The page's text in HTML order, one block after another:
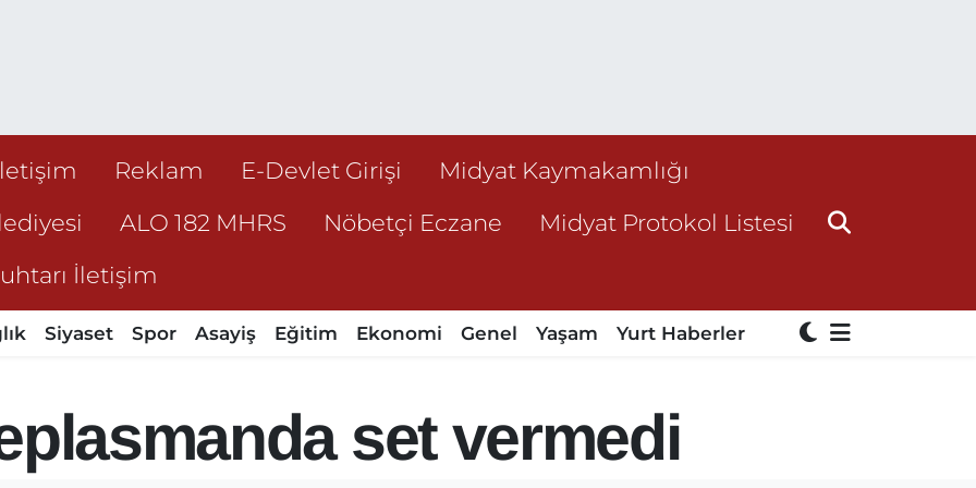
Reklam E-Devlet Girişi
Midyat Kaymakamlığı
ALO 182 MHRS Nöbetçi Eczane
Midyat Protokol Listesi
İletişim
Siyaset Spor Asayiş Eğitim Ekonomi Genel Yaşam Yurt Haberler
set vermedi